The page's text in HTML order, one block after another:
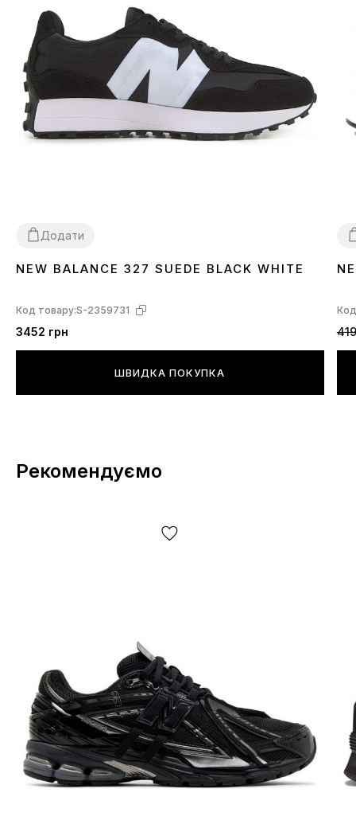
Додати
3638 394143
NEW BALANCE 327 SUEDE BLACK WHITE
Код товару:S-2359731
3452 грн
ШВИДКА ПОКУПКА
Рекомендуємо